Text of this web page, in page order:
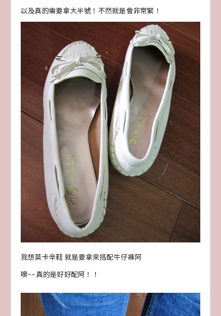
以及真的需要拿大半號！不然就是會非常緊！
我想莫卡辛鞋 就是要拿來搭配牛仔褲阿
噢~~真的是好好配阿！！